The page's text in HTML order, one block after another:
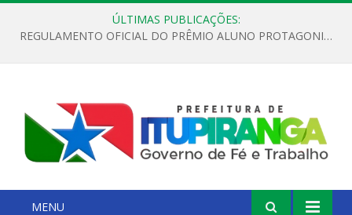
ÚLTIMAS PUBLICAÇÕES:
REGULAMENTO OFICIAL DO PRÊMIO ALUNO PROTAGONISTA – EDIÇÃO 2026
MENU